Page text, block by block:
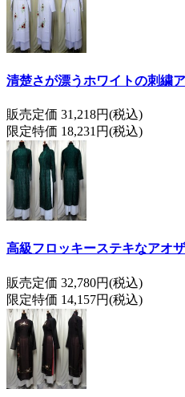
清楚さが漂うホワイトの刺繍
販売定価 31,218円(税込)
限定特価 18,231円(税込)
高級フロッキーステキなアオ
販売定価 32,780円(税込)
限定特価 14,157円(税込)